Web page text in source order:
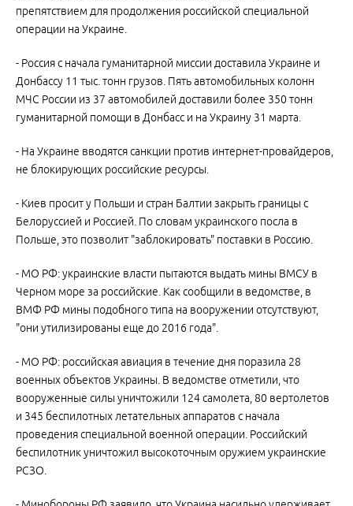
препятствием для продолжения российской специальной
операции на Украине.
- Россия с начала гуманитарной миссии доставила Украине и
Донбассу 11 тыс. тонн грузов. Пять автомобильных колонн
МЧС России из 37 автомобилей доставили более 350 тонн
гуманитарной помощи в Донбасс и на Украину 31 марта.
- На Украине вводятся санкции против интернет-провайдеров,
не блокирующих российские ресурсы.
- Киев просит у Польши и стран Балтии закрыть границы с
Белоруссией и Россией. По словам украинского посла в
Польше, это позволит "заблокировать" поставки в Россию.
- МО РФ: украинские власти пытаются выдать мины ВМСУ в
Черном море за российские. Как сообщили в ведомстве, в
ВМФ РФ мины подобного типа на вооружении отсутствуют,
"они утилизированы еще до 2016 года".
- МО РФ: российская авиация в течение дня поразила 28
военных объектов Украины. В ведомстве отметили, что
вооруженные силы уничтожили 124 самолета, 80 вертолетов
и 345 беспилотных летательных аппаратов с начала
проведения специальной военной операции. Российский
беспилотник уничтожил высокоточным оружием украинские
РСЗО.